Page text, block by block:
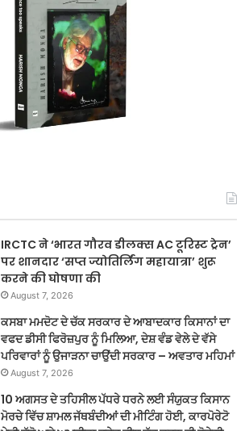
IRCTC ने ‘भारत गौरव डीलक्स AC टूरिस्ट ट्रेन’
पर शानदार ‘सप्त ज्योतिर्लिंग महायात्रा’ शुरू
करने की घोषणा की
August 7, 2026
ਕਸਬਾ ਮਮਦੋਟ ਦੇ ਚੱਕ ਸਰਕਾਰ ਦੇ ਆਬਾਦਕਾਰ ਕਿਸਾਨਾਂ ਦਾ
ਵਫਦ ਡੀਸੀ ਫਿਰੋਜ਼ਪੁਰ ਨੂੰ ਮਿਲਿਆ, ਦੇਸ਼ ਵੰਡ ਵੇਲੇ ਦੇ ਵੱਸੇ
ਪਰਿਵਾਰਾਂ ਨੂੰ ਉਜਾੜਨਾ ਚਾਉਂਦੀ ਸਰਕਾਰ – ਅਵਤਾਰ ਮਹਿਮਾਂ
August 7, 2026
10 ਅਗਸਤ ਦੇ ਤਹਿਸੀਲ ਪੱਧਰੇ ਧਰਨੇ ਲਈ ਸੰਯੁਕਤ ਕਿਸਾਨ
ਮੋਰਚੇ ਵਿੱਚ ਸ਼ਾਮਲ ਜੱਥਬੰਦੀਆਂ ਦੀ ਮੀਟਿੰਗ ਹੋਈ, ਕਾਰਪੋਰੇਟੋ